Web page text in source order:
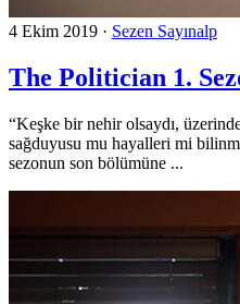
4 Ekim 2019 · Sezen Sayınalp
The Politician 1.
“Keşke bir nehir olsaydı,
sağduyusu mu hayalleri mi
sezonun son bölümüne ...